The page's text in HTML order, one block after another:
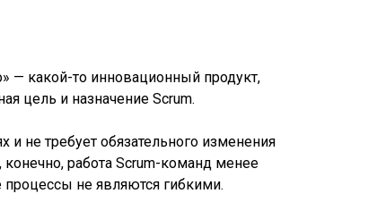
— какой-то инновационный продукт,
цель и назначение Scrum.
не требует обязательного изменения
работа Scrum-команд менее
не являются гибкими.